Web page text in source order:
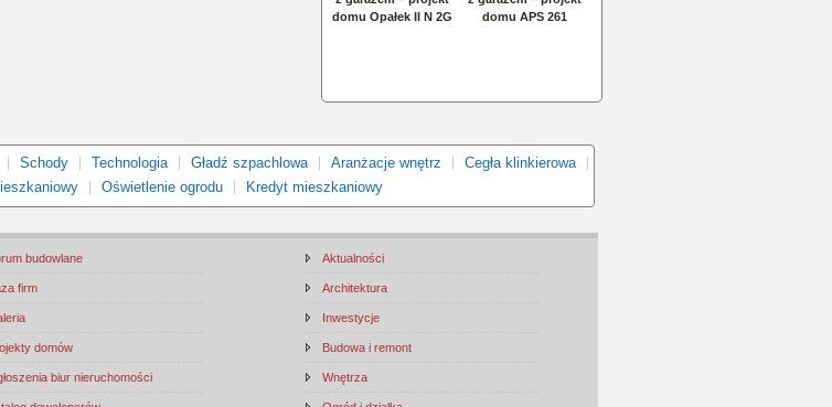
Schody Technologia Gładź szpachlowa Aranżacje wnętrz
Cegła klinkierowa
Oświetlenie ogrodu Kredyt mieszkaniowy
budowlane
firm
domów
biur nieruchomości
Aktualności
Architektura
Inwestycje
Budowa i remont
Wnętrza